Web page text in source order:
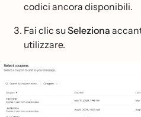
codici ancora disponibili.
Fai clic suSeleziona
utilizzare.